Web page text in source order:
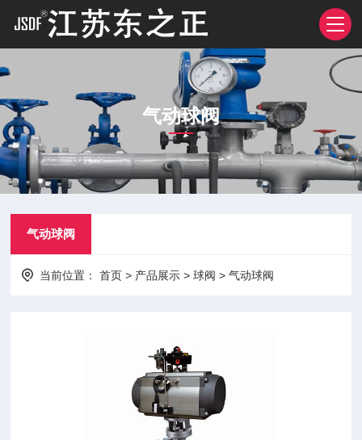
气动球阀
气动球阀
当前位置：首页 > 产品展示 >球阀 >气动球阀